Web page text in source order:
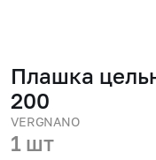
Плашка
200
VERGNANO
1 шт